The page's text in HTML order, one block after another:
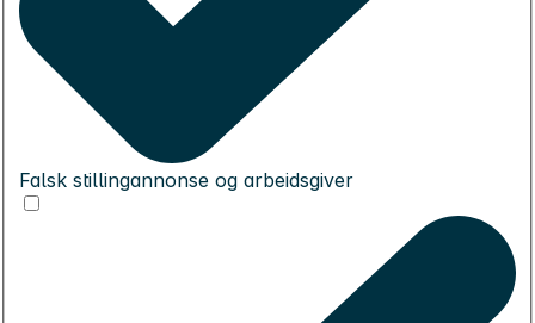
Falsk stillingannonse og arbeidsgiver